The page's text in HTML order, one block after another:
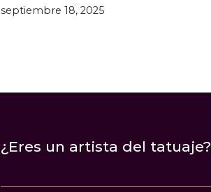
septiembre 18, 2025
¿Eres un artista del tatuaje?